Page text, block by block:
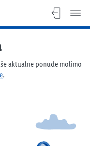
aktualne ponude molimo
.